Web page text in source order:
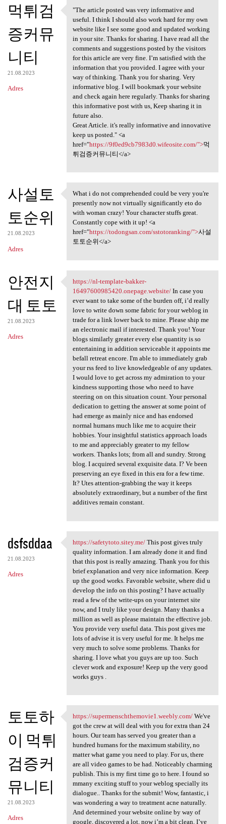
먹튀검
증커뮤
니티
21.08.2023
Adres
"The article posted was very
"The article posted was very informative and
useful. I think I should also work hard for my own
website like I see some good and updated working
in your site. Thanks for sharing. I have read all the
comments and suggestions posted by the visitors
for this article are very fine. I’m satisfied with the
information that you provided. I agree with your
way of thinking. Thank you for sharing. Very
informative blog. I will bookmark your website
and check again here regularly. Thanks for sharing
this informative post with us, Keep sharing it in
future also.
Great Article. it's really informative and innovative
keep us posted." <a
href="https://9f0ed9cb7983d0.wifeosite.com/">먹
튀검증커뮤니티</a>
사설토
토순위
21.08.2023
Adres
What i do not comprehended
What i do not comprehended could be very you're
presently now not virtually significantly eto do
with woman crazy! Your character stuffs great.
Constantly cope with it up! <a
href="https://todongsan.com/sstotoranking/">사설
토토순위</a>
안전지
대 토토
21.08.2023
Adres
https://nl-template-bakker
https://nl-template-bakker-
16497600985420.onepage.website/In case you
ever want to take some of the burden off, i’d really
love to write down some fabric for your weblog in
trade for a link lower back to mine. Please ship me
an electronic mail if interested. Thank you! Your
blogs similarly greater every else quantity is so
entertaining in addition serviceable it appoints me
befall retreat encore. I'm able to immediately grab
your rss feed to live knowledgeable of any updates.
I would love to get across my admiration to your
kindness supporting those who need to have
steering on on this situation count. Your personal
dedication to getting the answer at some point of
had emerge as mainly nice and has endorsed
normal humans much like me to acquire their
hobbies. Your insightful statistics approach loads
to me and appreciably greater to my fellow
workers. Thanks lots; from all and sundry. Strong
blog. I acquired several exquisite data. I? Ve been
preserving an eye fixed in this era for a few time.
It? Utes attention-grabbing the way it keeps
absolutely extraordinary, but a number of the first
additives remain constant.
dsfsddaa
21.08.2023
Adres
https://safetytoto.sitey.me/
https://safetytoto.sitey.me/This post gives truly
quality information. I am already done it and find
that this post is really amazing. Thank you for this
brief explanation and very nice information. Keep
up the good works. Favorable website, where did u
develop the info on this posting? I have actually
read a few of the write-ups on your internet site
now, and I truly like your design. Many thanks a
million as well as please maintain the effective job.
You provide very useful data. This post gives me
lots of advise it is very useful for me. It helps me
very much to solve some problems. Thanks for
sharing. I love what you guys are up too. Such
clever work and exposure! Keep up the very good
works guys .
토토하
이 먹튀
검증커
뮤니티
21.08.2023
Adres
https://supermenschthemovie1
https://supermenschthemovie1.weebly.com/We've
got the crew at will deal with you for extra than 24
hours. Our team has served you greater than a
hundred humans for the maximum stability, no
matter what game you need to play. For us, there
are all video games to be had. Noticeably charming
publish. This is my first time go to here. I found so
mmany exciting stuff to your weblog specially its
dialogue.. Thanks for the submit! Wow, fantastic, i
was wondering a way to treatment acne naturally.
And determined your website online by way of
google, discovered a lot, now i’m a bit clean. I’ve